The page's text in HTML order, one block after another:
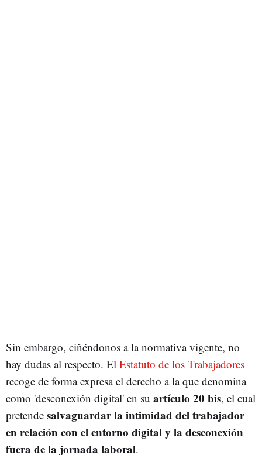
Sin embargo, ciñéndonos a la normativa vigente, no
hay dudas al respecto. El Estatuto de los Trabajadores
recoge de forma expresa el derecho a la que denomina
como 'desconexión digital' en su artículo 20 bis, el cual
pretende salvaguardar la intimidad del trabajador
en relación con el entorno digital y la desconexión
fuera de la jornada laboral.